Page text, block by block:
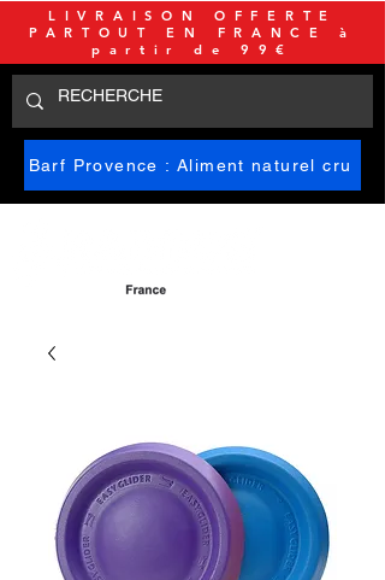
Barf Provence : Aliment naturel cru
LIVRAISON OFFERTE
PARTOUT EN FRANCE à
partir de 99€